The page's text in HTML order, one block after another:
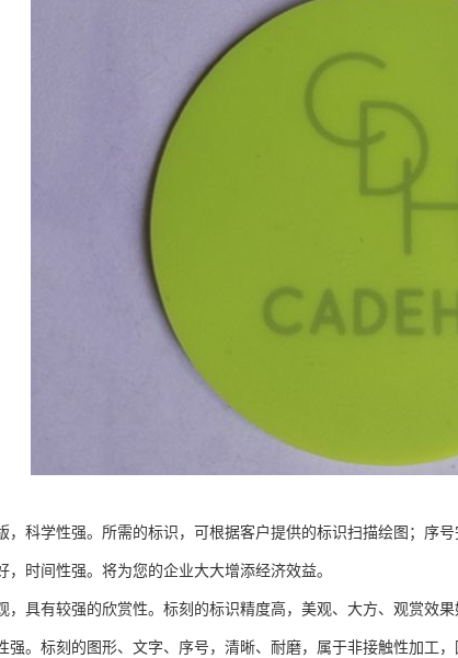
，科学性强。所需的标识，可根据客户提供的标识扫描绘图；序号
，时间性强。将为您的企业大大增添经济效益。
，具有较强的欣赏性。标刻的标识精度高，美观、大方、观赏效果
强。标刻的图形、文字、序号，清晰、耐磨，属于非接触性加工